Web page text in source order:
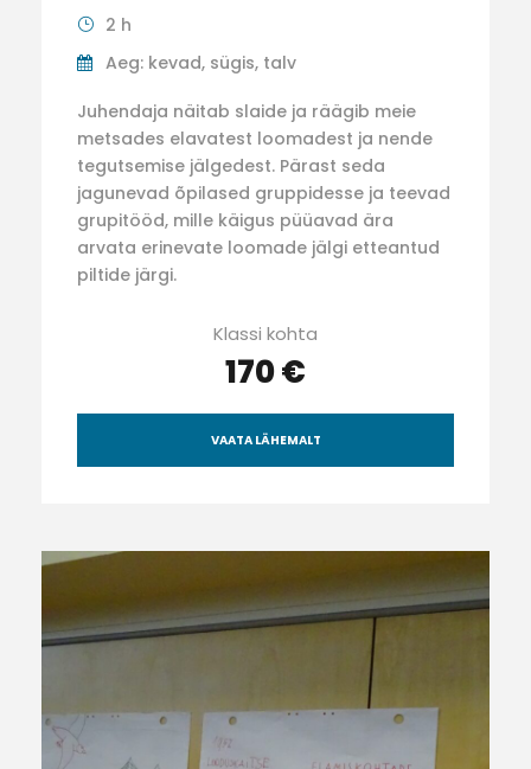
2 h
Aeg: kevad, sügis, talv
Juhendaja näitab slaide ja räägib meie
metsades elavatest loomadest ja nende
tegutsemise jälgedest. Pärast seda
jagunevad õpilased gruppidesse ja teevad
grupitööd, mille käigus püüavad ära
arvata erinevate loomade jälgi etteantud
piltide järgi.
Klassi kohta
170 €
VAATA LÄHEMALT